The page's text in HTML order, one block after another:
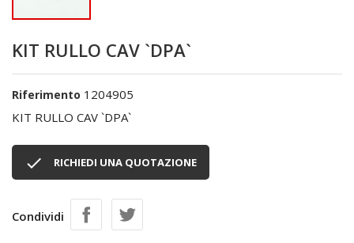
KIT RULLO CAV `DPA`
Riferimento 1204905
KIT RULLO CAV `DPA`
 RICHIEDI UNA QUOTAZIONE
Condividi